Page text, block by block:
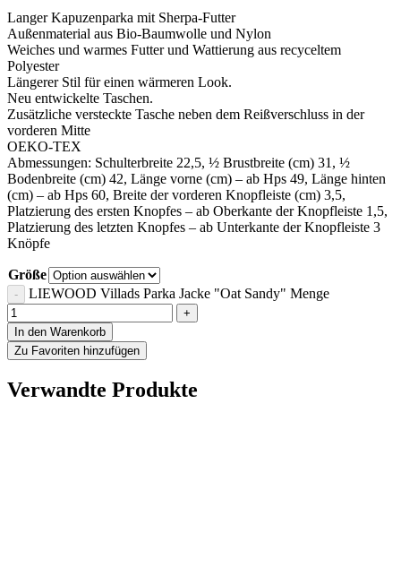
Langer Kapuzenparka mit Sherpa-Futter
Außenmaterial aus Bio-Baumwolle und Nylon
Weiches und warmes Futter und Wattierung aus recyceltem
Polyester
Längerer Stil für einen wärmeren Look.
Neu entwickelte Taschen.
Zusätzliche versteckte Tasche neben dem Reißverschluss in der
vorderen Mitte
OEKO-TEX
Abmessungen: Schulterbreite 22,5, ½ Brustbreite (cm) 31, ½
Bodenbreite (cm) 42, Länge vorne (cm) – ab Hps 49, Länge hinten
(cm) – ab Hps 60, Breite der vorderen Knopfleiste (cm) 3,5,
Platzierung des ersten Knopfes – ab Oberkante der Knopfleiste 1,5,
Platzierung des letzten Knopfes – ab Unterkante der Knopfleiste 3
Knöpfe
Größe
LIEWOOD Villads Parka Jacke "Oat Sandy" Menge
In den Warenkorb
Zu Favoriten hinzufügen
Verwandte Produkte